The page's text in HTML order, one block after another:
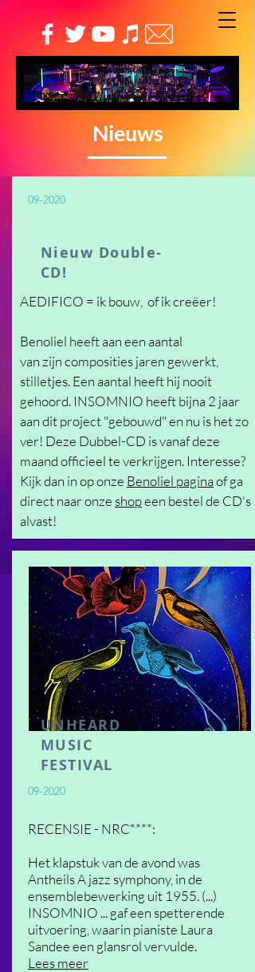
Nieuws
09-2020
Nieuw Double-
CD!
AEDIFICO = ikbouw , of ikcreëer!
Benoliel heeft aan een aantal
vanzijncomposities jaren gewerkt,
stilletjes. Een aantal heeft hij nooit
gehoord. INSOMNIO heeft bijna 2 jaar
aan dit project "gebouwd" en nu is het zo
ver! Deze Dubbel-CD is vanaf deze
maand officieel te verkrijgen. Interesse?
Kijk dan in op onze Benoliel paginaof ga
direct naar onze shopeen bestel de CD's
alvast!
UNHEARD
MUSIC
FESTIVAL
09-2020
RECENSIE - NRC****:
Het klapstuk van de avond was
Antheils A jazz symphony, in de
ensemblebewerking uit 1955. (...)
INSOMNIO ... gaf een spetterende
uitvoering, waarin pianiste Laura
Sandee een glansrol vervulde.
Lees meer